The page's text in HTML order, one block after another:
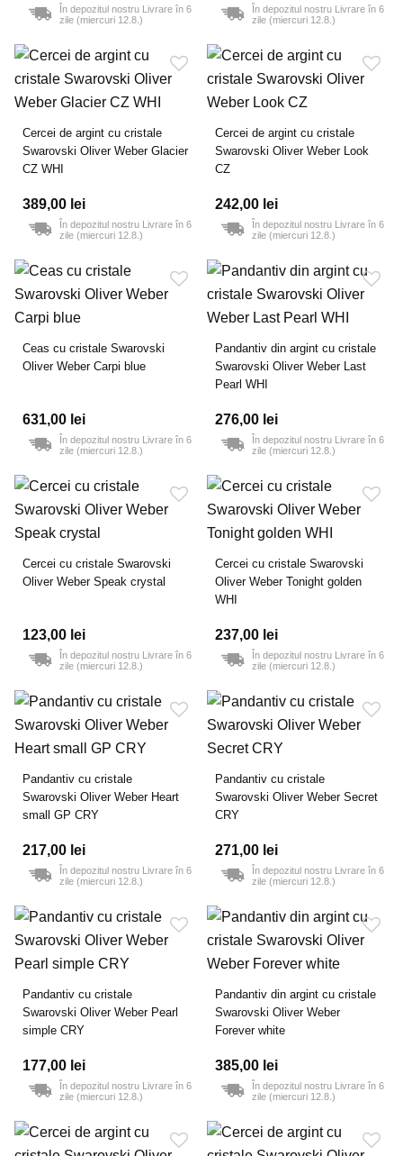
În depozitul nostru Livrare în 6
zile (miercuri 12.8.)
În depozitul nostru Livrare în 6
zile (miercuri 12.8.)
Cercei de argint cu cristale
Swarovski Oliver Weber Glacier
CZ WHI
389,00 lei
În depozitul nostru Livrare în 6
zile (miercuri 12.8.)
Cercei de argint cu cristale
Swarovski Oliver Weber Look
CZ
242,00 lei
În depozitul nostru Livrare în 6
zile (miercuri 12.8.)
Ceas cu cristale Swarovski
Oliver Weber Carpi blue
631,00 lei
În depozitul nostru Livrare în 6
zile (miercuri 12.8.)
Pandantiv din argint cu cristale
Swarovski Oliver Weber Last
Pearl WHI
276,00 lei
În depozitul nostru Livrare în 6
zile (miercuri 12.8.)
Cercei cu cristale Swarovski
Oliver Weber Speak crystal
123,00 lei
În depozitul nostru Livrare în 6
zile (miercuri 12.8.)
Cercei cu cristale Swarovski
Oliver Weber Tonight golden
WHI
237,00 lei
În depozitul nostru Livrare în 6
zile (miercuri 12.8.)
Pandantiv cu cristale
Swarovski Oliver Weber Heart
small GP CRY
217,00 lei
În depozitul nostru Livrare în 6
zile (miercuri 12.8.)
Pandantiv cu cristale
Swarovski Oliver Weber Secret
CRY
271,00 lei
În depozitul nostru Livrare în 6
zile (miercuri 12.8.)
Pandantiv cu cristale
Swarovski Oliver Weber Pearl
simple CRY
177,00 lei
În depozitul nostru Livrare în 6
zile (miercuri 12.8.)
Pandantiv din argint cu cristale
Swarovski Oliver Weber
Forever white
385,00 lei
În depozitul nostru Livrare în 6
zile (miercuri 12.8.)